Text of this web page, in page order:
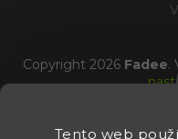
Tento web
Copyright 2026 Fadee.